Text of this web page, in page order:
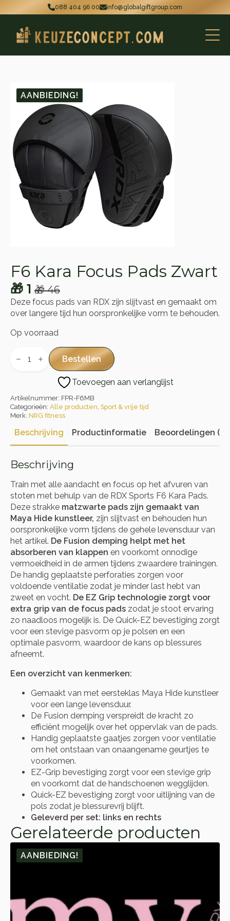
088 404 96 00 info@globalgiftgroup.com
AANBIEDING!
F6 Kara Focus Pads Zwart
🎁46
Oorspronkelijke
prijs
was:
🎁 46.
🎁 1
Huidige
prijs
is:
🎁 1.
Deze focus pads van RDX zijn slijtvast en gemaakt om
over langere tijd hun oorspronkelijke vorm te behouden.
Op voorraad
Kara
Bestellen
Toevoegen aan verlanglijst
Artikelnummer: FPR-F6MB
Categorieën: Alle producten, Sport & vrije tijd
Merk: NRG fitness
Beschrijving Productinformatie Beoordelingen (0)
Beschrijving
Train met alle aandacht en focus op het afvuren van
stoten met behulp van de RDX Sports F6 Kara Pads.
Deze strakke matzwarte pads zijn gemaakt van
Maya Hide kunstleer, zijn slijtvast en behouden hun
oorspronkelijke vorm tijdens de gehele levensduur van
het artikel. De Fusion demping helpt met het
absorberen van klappen en voorkomt onnodige
vermoeidheid in de armen tijdens zwaardere trainingen.
De handig geplaatste perforaties zorgen voor
voldoende ventilatie zodat je minder last hebt van
zweet en vocht. De EZ Grip technologie zorgt voor
extra grip van de focus pads zodat je stoot ervaring
zo naadloos mogelijk is. De Quick-EZ bevestiging zorgt
voor een stevige pasvorm op je polsen en een
optimale pasvorm, waardoor de kans op blessures
afneemt.
Een overzicht van kenmerken:
Gemaakt van met eersteklas Maya Hide kunstleer
voor een lange levensduur.
De Fusion demping verspreidt de kracht zo
efficiënt mogelijk over het oppervlak van de pads.
Handig geplaatste gaatjes zorgen voor ventilatie
om het ontstaan van onaangename geurtjes te
voorkomen.
EZ-Grip bevestiging zorgt voor een stevige grip
en voorkomt dat de handschoenen wegglijden.
Quick-EZ bevestiging zorgt voor uitlijning van de
pols zodat je blessurevrij blijft.
Geleverd per set: links en rechts
Gerelateerde producten
AANBIEDING!